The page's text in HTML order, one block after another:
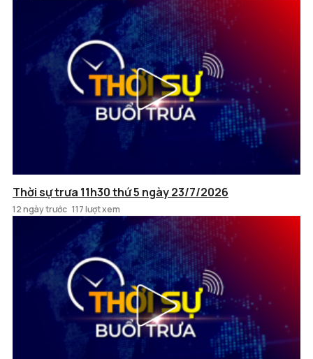
Thời sự trưa 11h30 thứ 5 ngày 23/7/2026
12 ngày trước 117 lượt xem